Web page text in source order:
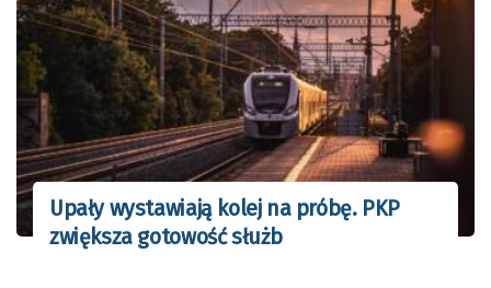
Upały wystawiają kolej na próbę. PKP
zwiększa gotowość służb